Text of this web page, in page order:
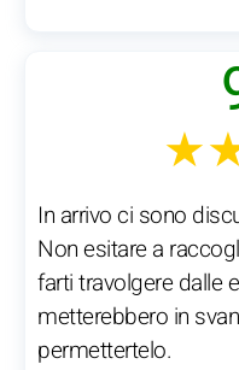
In arrivo ci sono
Non esitare a
farti travolgere dalle
metterebbero in
permettertelo.